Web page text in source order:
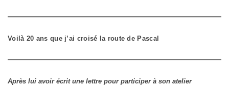
Voilà 20 ans que j’ai croisé la route de Pascal
Après lui avoir écrit une lettre pour participer à son atelier